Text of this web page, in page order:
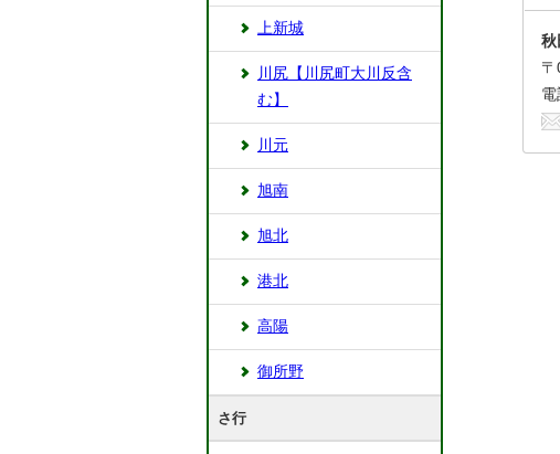
上新城
川尻【川尻町大川反含
む】
川元
旭南
旭北
港北
高陽
御所野
さ行